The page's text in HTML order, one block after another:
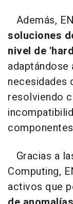
Además,
soluciones
nivel de
adaptándose
necesidades
resolviendo
Gracias a
Computing,
activos que